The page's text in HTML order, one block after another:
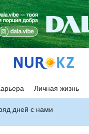
Личная жизнь
дней с нами